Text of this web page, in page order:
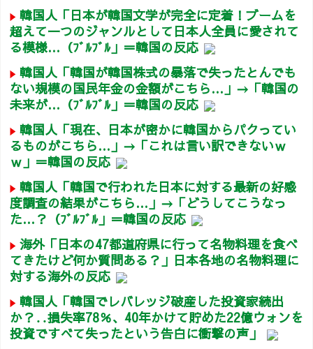
韓国人「日本が韓国文学が完全に定着！ブームを
超えて一つのジャンルとして日本人全員に愛されて
る模様…（ﾌﾞﾙﾌﾞﾙ」＝韓国の反応
韓国人「韓国が韓国株式の暴落で失ったとんでも
ない規模の国民年金の金額がこちら…」→「韓国の
未来が…（ﾌﾞﾙﾌﾞﾙ」＝韓国の反応
韓国人「現在、日本が密かに韓国からパクってい
るものがこちら…」→「これは言い訳できないｗ
ｗ」＝韓国の反応
韓国人「韓国で行われた日本に対する最新の好感
度調査の結果がこちら…」→「どうしてこうなっ
た…？（ﾌﾞﾙﾌﾞﾙ」＝韓国の反応
海外「日本の47都道府県に行って名物料理を食べ
てきたけど何か質問ある？」日本各地の名物料理に
対する海外の反応
韓国人「韓国でレバレッジ破産した投資家続出
か？‥損失率78％、40年かけて貯めた22億ウォンを
投資ですべて失ったという告白に衝撃の声」